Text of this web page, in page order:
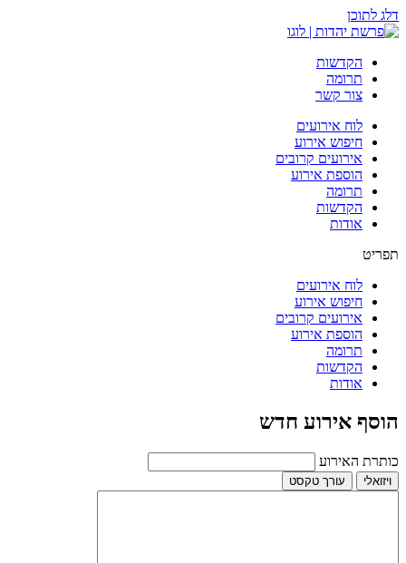
דלג לתוכן
הקדשות
תרומה
צור קשר
לוח אירועים
חיפוש אירוע
אירועים קרובים
הוספת אירוע
תרומה
הקדשות
אודות
תפריט
לוח אירועים
חיפוש אירוע
אירועים קרובים
הוספת אירוע
תרומה
הקדשות
אודות
הוסף אירוע חדש
כותרת האירוע
ויזואלי עורך טקסט